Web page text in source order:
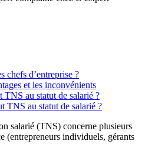
chefs d’entreprise ?
et les inconvénients
TNS au statut de salarié ?
TNS au statut de salarié ?
salarié (TNS) concerne plusieurs
(entrepreneurs individuels, gérants